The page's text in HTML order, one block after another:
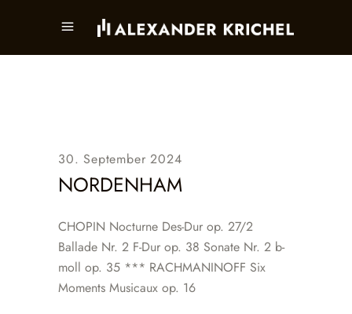
30. September 2024
NORDENHAM
CHOPIN Nocturne Des-Dur op. 27/2
Ballade Nr. 2 F-Dur op. 38 Sonate Nr. 2 b-
moll op. 35 *** RACHMANINOFF Six
Moments Musicaux op. 16